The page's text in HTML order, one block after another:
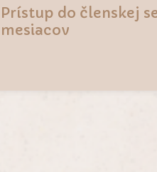
Prístup do členskej
mesiacov